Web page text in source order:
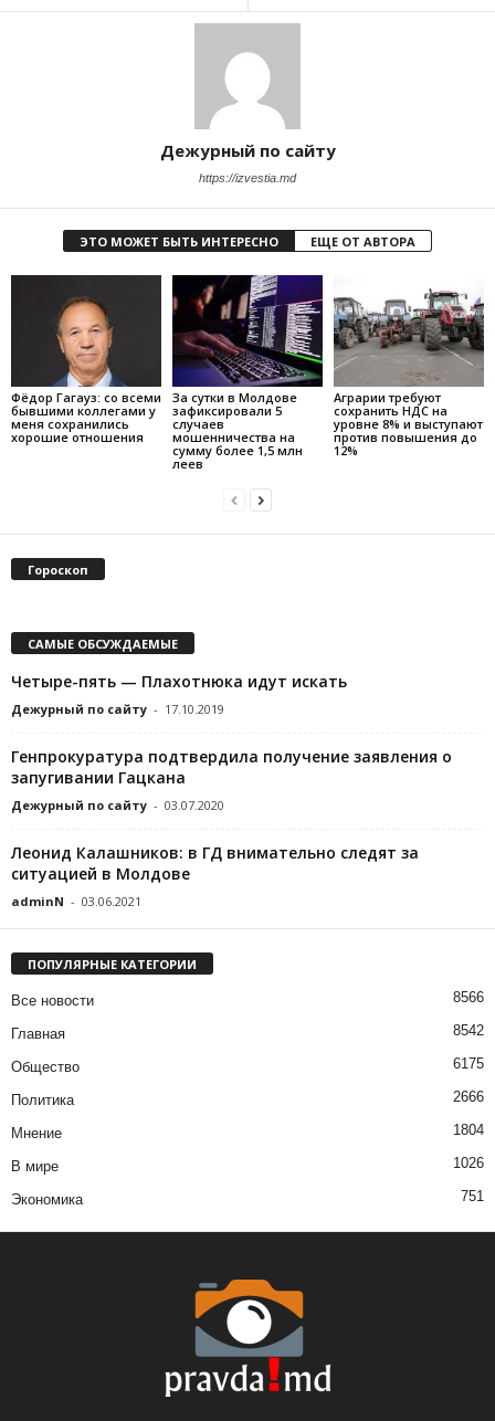
Дежурный по сайту
https://izvestia.md
ЭТО МОЖЕТ БЫТЬ ИНТЕРЕСНО ЕЩЕ ОТ АВТОРА
Фёдор Гагауз: со всеми
бывшими коллегами у
меня сохранились
хорошие отношения
За сутки в Молдове
зафиксировали 5
случаев
мошенничества на
сумму более 1,5 млн
леев
Аграрии требуют
сохранить НДС на
уровне 8% и выступают
против повышения до
12%
Гороскоп
САМЫЕ ОБСУЖДАЕМЫЕ
Четыре-пять — Плахотнюка идут искать
Дежурный по сайту - 17.10.2019
Генпрокуратура подтвердила получение заявления о
запугивании Гацкана
Дежурный по сайту - 03.07.2020
Леонид Калашников: в ГД внимательно следят за
ситуацией в Молдове
adminN - 03.06.2021
ПОПУЛЯРНЫЕ КАТЕГОРИИ
Все новости 8566
Главная 8542
Общество 6175
Политика 2666
Мнение 1804
В мире 1026
Экономика 751